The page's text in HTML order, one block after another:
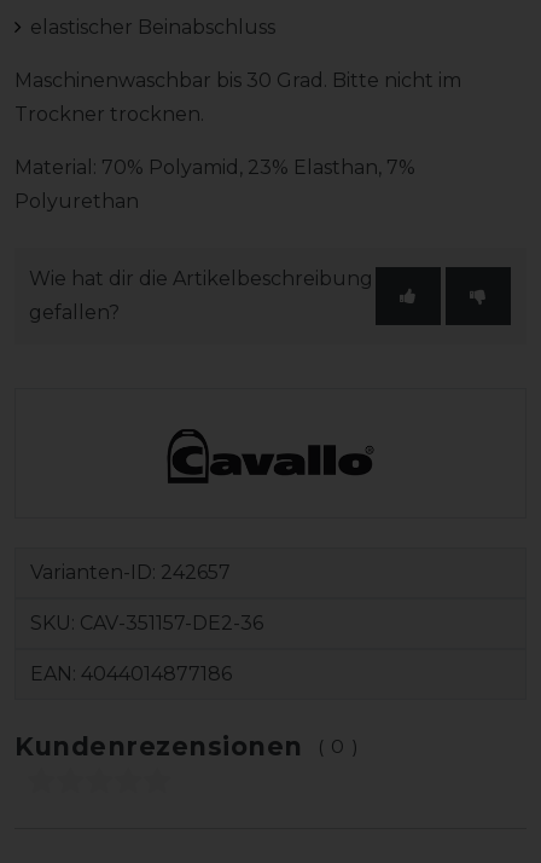
elastischer Beinabschluss
Maschinenwaschbar bis 30 Grad. Bitte nicht im
Trockner trocknen.
Material: 70% Polyamid, 23% Elasthan, 7%
Polyurethan
Wie hat dir die Artikelbeschreibung
gefallen?
Varianten-ID: 242657
SKU: CAV-351157-DE2-36
EAN: 4044014877186
Kundenrezensionen (0)